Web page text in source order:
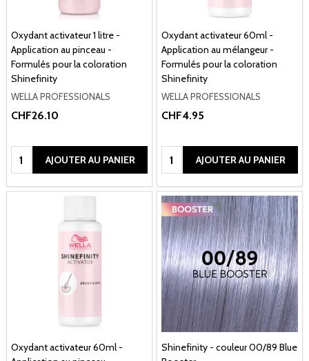
Oxydant activateur 1 litre -
Application au pinceau -
Formulés pour la coloration
Shinefinity
WELLA PROFESSIONALS
CHF26.10
Quantité:AJOUTER AU PANIER
Oxydant activateur 60ml -
Application au mélangeur -
Formulés pour la coloration
Shinefinity
WELLA PROFESSIONALS
CHF4.95
Quantité:AJOUTER AU PANIER
Oxydant activateur 60ml -
Shinefinity - couleur 00/89 Blue